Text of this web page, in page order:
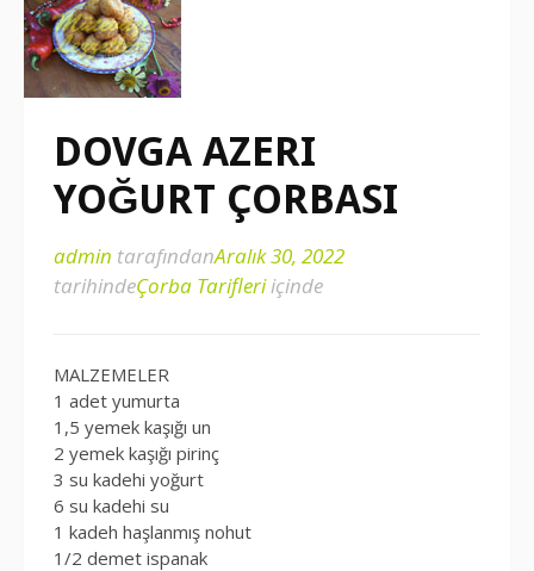
DOVGA AZERI
YOĞURT ÇORBASI
admin tarafındanAralık 30, 2022
tarihindeÇorba Tarifleriiçinde
MALZEMELER
1 adet yumurta
1,5 yemek kaşığı un
2 yemek kaşığı pirinç
3 su kadehi yoğurt
6 su kadehi su
1 kadeh haşlanmış nohut
1/2 demet ispanak